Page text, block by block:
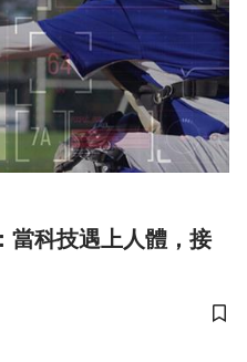
當科技遇上人體，接
儲